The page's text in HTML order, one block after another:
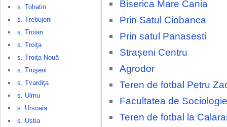
s. Tohatin
s. Trebujeni
s. Troian
s. Troiţa
s. Troiţa Nouă
s. Truşeni
s. Tvardiţa
s. Ulmu
s. Ursoaia
s. Ustia
Biserica Mare Cania
Prin Satul Ciobanca
Prin satul Panasesti
Strașeni Centru
Agrodor
Teren de fotbal Petru
Facultatea de
Teren de fotbal la